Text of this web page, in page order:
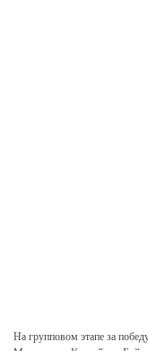
На групповом этапе за